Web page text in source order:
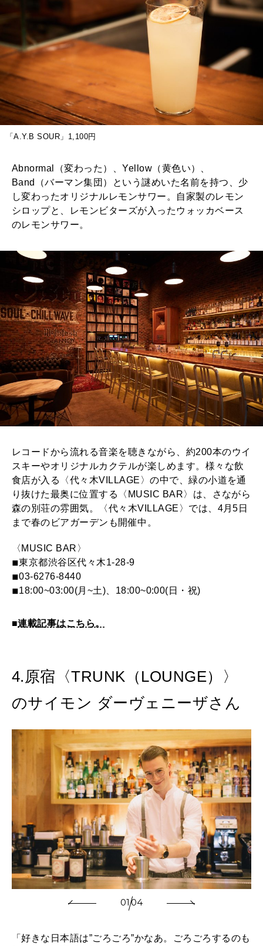
「A.Y.B SOUR」1,100円
Abnormal（変わった）、Yellow（黄色い）、
Band（バーマン集団）という謎めいた名前を持つ、少
し変わったオリジナルレモンサワー。自家製のレモン
シロップと、レモンビターズが入ったウォッカベース
のレモンサワー。
レコードから流れる音楽を聴きながら、約200本のウイ
スキーやオリジナルカクテルが楽しめます。様々な飲
食店が入る〈代々木VILLAGE〉の中で、緑の小道を通
り抜けた最奥に位置する〈MUSIC BAR〉は、さながら
森の別荘の雰囲気。〈代々木VILLAGE〉では、4月5日
まで春のビアガーデンも開催中。
〈MUSIC BAR〉
◾︎東京都渋谷区代々木1-28-9
◾︎03-6276-8440
◾︎18:00~03:00(月~土)、18:00~0:00(日・祝)
■連載記事はこちら。
4.原宿〈TRUNK（LOUNGE）〉
のサイモン ダーヴェニーザさん
0104
「好きな日本語は”ごろごろ”かなあ。ごろごろするのも